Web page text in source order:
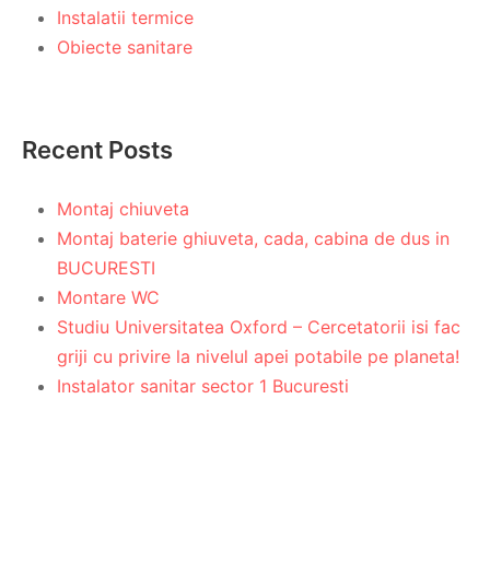
Instalatii termice
Obiecte sanitare
Recent Posts
Montaj chiuveta
Montaj baterie ghiuveta, cada, cabina de dus in
BUCURESTI
Montare WC
Studiu Universitatea Oxford – Cercetatorii isi fac
griji cu privire la nivelul apei potabile pe planeta!
Instalator sanitar sector 1 Bucuresti